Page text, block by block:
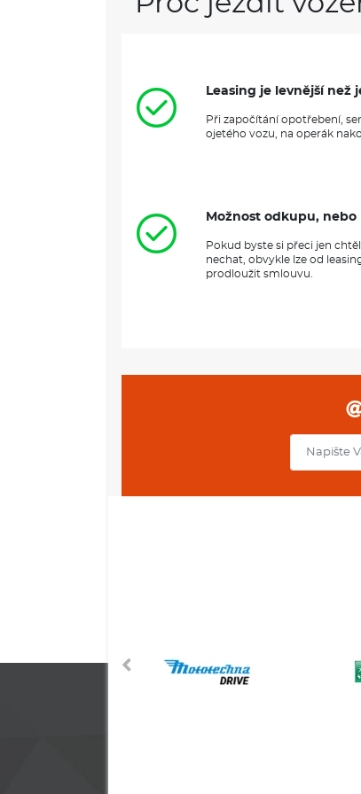
Leasing je levnější než
Při započítání opotřebení,
ojetého vozu, na operák
Možnost odkupu,
Pokud byste si přeci jen
nechat, obvykle lze od
prodloužit smlouvu.